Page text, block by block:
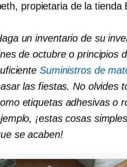
propietaria de la tienda
un inventario de su
de octubre o principios
Suministros de
las fiestas. No olvides
etiquetas adhesivas o
¡estas cosas
se acaben!